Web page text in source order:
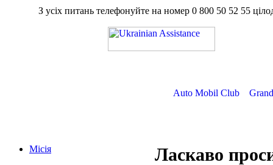
З усіх питань телефонуйте на номер 0 800 50 52 55
Auto Mobil Club
Місія
Ласкаво